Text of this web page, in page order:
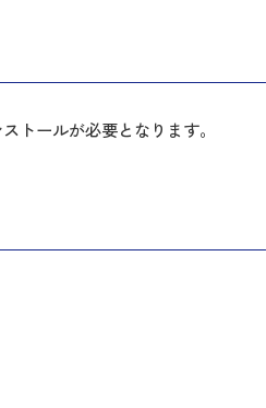
トールが必要となります。